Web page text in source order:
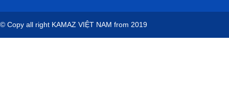
© Copy all right KAMAZ VIỆT NAM from 2019